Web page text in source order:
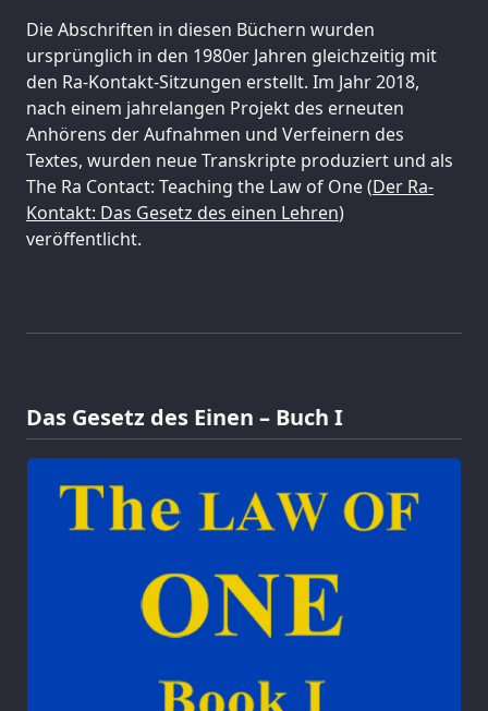
Die Abschriften in diesen Büchern wurden
ursprünglich in den 1980er Jahren gleichzeitig mit
den Ra-Kontakt-Sitzungen erstellt. Im Jahr 2018,
nach einem jahrelangen Projekt des erneuten
Anhörens der Aufnahmen und Verfeinern des
Textes, wurden neue Transkripte produziert und als
The Ra Contact: Teaching the Law of One (Der Ra-
Kontakt: Das Gesetz des einen Lehren)
veröffentlicht.
Das Gesetz des Einen – Buch I